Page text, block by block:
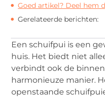
Goed artikel? Deel hem
Gerelateerde berichten:
Een schuifpui is een
huis. Het biedt niet
verbindt ook de
harmonieuze manier.
openstaande